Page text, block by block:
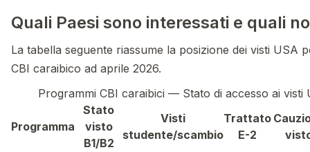
Quali Paesi sono interessati e quali no
La tabella seguente riassume la posizione dei visti USA
CBI caraibico ad aprile 2026.
Programmi CBI caraibici — Stato di accesso ai visti
Programma
Stato
visto
B1/B2
Visti
studente/scambio
Trattato
E-2